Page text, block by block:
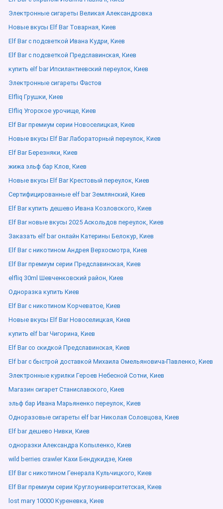
Электронные сигареты Великая Александровка
Новые вкусы Elf Bar Товарная, Киев
Elf Bar с подсветкой Ивана Кудри, Киев
Elf Bar с подсветкой Предславинская, Киев
купить elf bar Ипсилантиевский переулок, Киев
Электронные сигареты Фастов
Elfliq Грушки, Киев
Elfliq Угорское урочище, Киев
Elf Bar премиум серии Новоселицкая, Киев
Новые вкусы Elf Bar Лабораторный переулок, Киев
Elf Bar Березняки, Киев
жижа эльф бар Клов, Киев
Новые вкусы Elf Bar Крестовый переулок, Киев
Сертифицированные elf bar Землянский, Киев
Elf Bar купить дешево Ивана Козловского, Киев
Elf Bar новые вкусы 2025 Аскольдов переулок, Киев
Заказать elf bar онлайн Катерины Белокур, Киев
Elf Bar с никотином Андрея Верхосмотра, Киев
Elf Bar премиум серии Предславинская, Киев
elfliq 30ml Шевченковский район, Киев
Одноразка купить Киев
Elf Bar с никотином Корчеватое, Киев
Новые вкусы Elf Bar Новоселицкая, Киев
купить elf bar Чигорина, Киев
Elf Bar со скидкой Предславинская, Киев
Elf bar с быстрой доставкой Михаила Омельяновича-Павленко, Киев
Электронные курилки Героев Небесной Сотни, Киев
Магазин сигарет Станиславского, Киев
эльф бар Ивана Марьяненко переулок, Киев
Одноразовые сигареты elf bar Николая Соловцова, Киев
Elf bar дешево Нивки, Киев
одноразки Александра Копыленко, Киев
wild berries crawler Кахи Бендукидзе, Киев
Elf Bar с никотином Генерала Кульчицкого, Киев
Elf Bar премиум серии Круглоуниверситетская, Киев
lost mary 10000 Куреневка, Киев